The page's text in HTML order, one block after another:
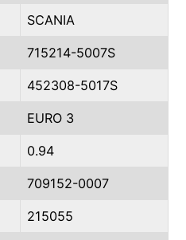
SCANIA
715214-5007S
452308-5017S
EURO 3
0.94
709152-0007
215055